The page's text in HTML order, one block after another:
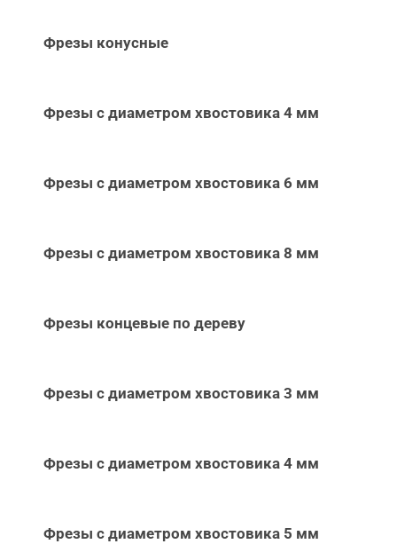
Фрезы конусные
Фрезы с диаметром хвостовика 4 мм
Фрезы с диаметром хвостовика 6 мм
Фрезы с диаметром хвостовика 8 мм
Фрезы концевые по дереву
Фрезы с диаметром хвостовика 3 мм
Фрезы с диаметром хвостовика 4 мм
Фрезы с диаметром хвостовика 5 мм